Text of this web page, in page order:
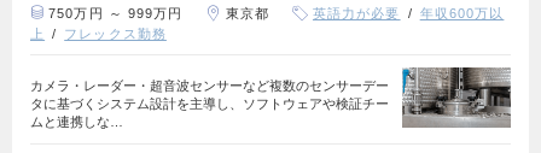
750万円 ～ 999万円 東京都 英語力が必要
年収600万以
上
フレックス勤務
カメラ・レーダー・超音波センサーなど複数のセンサーデー
タに基づくシステム設計を主導し、ソフトウェアや検証チー
ムと連携しな…